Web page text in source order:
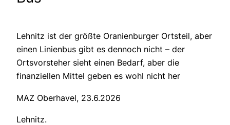
Lehnitz ist der größte Oranienburger Ortsteil, aber
einen Linienbus gibt es dennoch nicht – der
Ortsvorsteher sieht einen Bedarf, aber die
finanziellen Mittel geben es wohl nicht her
MAZ Oberhavel, 23.6.2026
Lehnitz.